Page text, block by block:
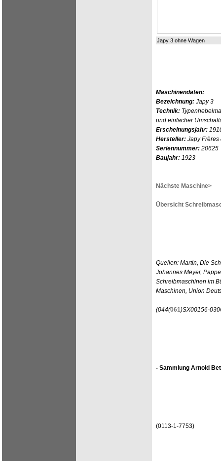
Japy 3 ohne Wagen
Maschinendaten:
Bezeichnung: Japy 3
Technik:
und einfacher
Erscheinungsjahr:
Hersteller: Japy Frères
Seriennummer: 20625
Baujahr: 1923
Nächste Maschine>
Übersicht
Quellen: Martin, Die
Johannes Meyer,
Schreibmaschinen im
Maschinen, Union
(044(061)SX00156-
- Sammlung Arnold
(0113-1-7753)